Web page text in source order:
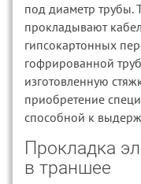
под диаметр трубы.
прокладывают
гипсокартонных
гофрированной
изготовленную
приобретение
способной к
Прокладка
в траншее